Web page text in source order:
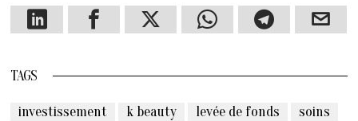
TAGS
investissement k beauty levée de fonds
soins